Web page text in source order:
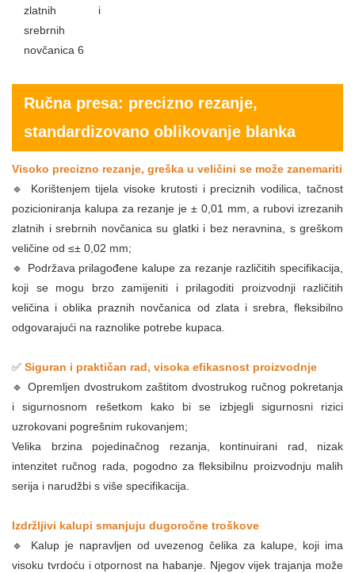
Ručna presa: precizno rezanje,
standardizovano oblikovanje blanka
Visoko precizno rezanje, greška u veličini se može zanemariti
🔹 Korištenjem tijela visoke krutosti i preciznih vodilica, tačnost
pozicioniranja kalupa za rezanje je ± 0,01 mm, a rubovi izrezanih
zlatnih i srebrnih novčanica su glatki i bez neravnina, s greškom
veličine od ≤± 0,02 mm;
🔹 Podržava prilagođene kalupe za rezanje različitih specifikacija,
koji se mogu brzo zamijeniti i prilagoditi proizvodnji različitih
veličina i oblika praznih novčanica od zlata i srebra, fleksibilno
odgovarajući na raznolike potrebe kupaca.
✅ Siguran i praktičan rad, visoka efikasnost proizvodnje
🔹 Opremljen dvostrukom zaštitom dvostrukog ručnog pokretanja
i sigurnosnom rešetkom kako bi se izbjegli sigurnosni rizici
uzrokovani pogrešnim rukovanjem;
Velika brzina pojedinačnog rezanja, kontinuirani rad, nizak
intenzitet ručnog rada, pogodno za fleksibilnu proizvodnju malih
serija i narudžbi s više specifikacija.
Izdržljivi kalupi smanjuju dugoročne troškove
🔹 Kalup je napravljen od uvezenog čelika za kalupe, koji ima
visoku tvrdoću i otpornost na habanje. Njegov vijek trajanja može